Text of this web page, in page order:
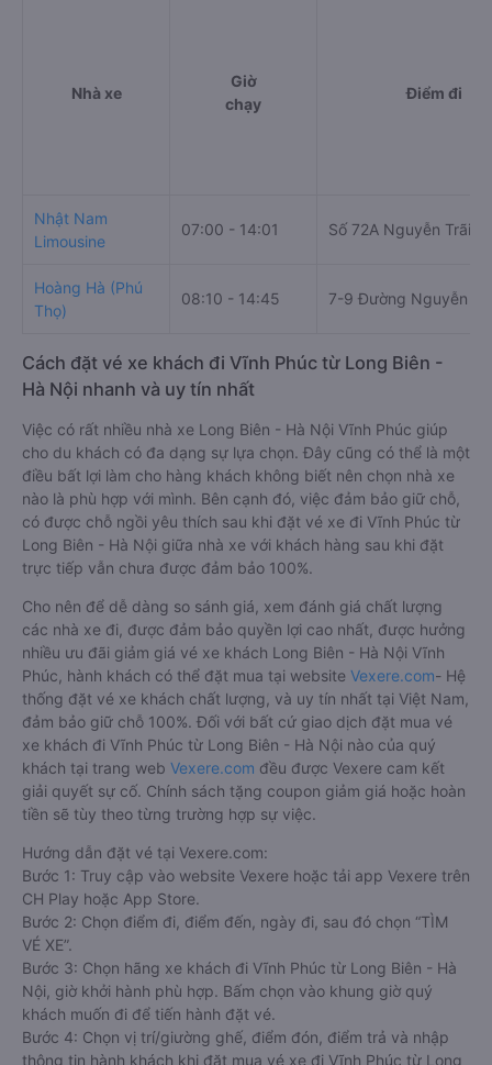
Nhà xe
Giờ
chạy
Điểm đi
Nhật Nam
Limousine
07:00 - 14:01 Số 72A Nguyễn Trãi
Hoàng Hà (Phú
Thọ)
08:10 - 14:45 7-9 Đường Nguyễn
Cách đặt vé xe khách đi Vĩnh Phúc từ Long Biên -
Hà Nội nhanh và uy tín nhất
Việc có rất nhiều nhà xe Long Biên - Hà Nội Vĩnh Phúc giúp
cho du khách có đa dạng sự lựa chọn. Đây cũng có thể là một
điều bất lợi làm cho hàng khách không biết nên chọn nhà xe
nào là phù hợp với mình. Bên cạnh đó, việc đảm bảo giữ chỗ,
có được chỗ ngồi yêu thích sau khi đặt vé xe đi Vĩnh Phúc từ
Long Biên - Hà Nội giữa nhà xe với khách hàng sau khi đặt
trực tiếp vẫn chưa được đảm bảo 100%.
Cho nên để dễ dàng so sánh giá, xem đánh giá chất lượng
các nhà xe đi, được đảm bảo quyền lợi cao nhất, được hưởng
nhiều ưu đãi giảm giá vé xe khách Long Biên - Hà Nội Vĩnh
Phúc, hành khách có thể đặt mua tại website Vexere.com- Hệ
thống đặt vé xe khách chất lượng, và uy tín nhất tại Việt Nam,
đảm bảo giữ chỗ 100%. Đối với bất cứ giao dịch đặt mua vé
xe khách đi Vĩnh Phúc từ Long Biên - Hà Nội nào của quý
khách tại trang web Vexere.com đều được Vexere cam kết
giải quyết sự cố. Chính sách tặng coupon giảm giá hoặc hoàn
tiền sẽ tùy theo từng trường hợp sự việc.
Hướng dẫn đặt vé tại Vexere.com:
Bước 1: Truy cập vào website Vexere hoặc tải app Vexere trên
CH Play hoặc App Store.
Bước 2: Chọn điểm đi, điểm đến, ngày đi, sau đó chọn “TÌM
VÉ XE”.
Bước 3: Chọn hãng xe khách đi Vĩnh Phúc từ Long Biên - Hà
Nội, giờ khởi hành phù hợp. Bấm chọn vào khung giờ quý
khách muốn đi để tiến hành đặt vé.
Bước 4: Chọn vị trí/giường ghế, điểm đón, điểm trả và nhập
thông tin hành khách khi đặt mua vé xe đi Vĩnh Phúc từ Long